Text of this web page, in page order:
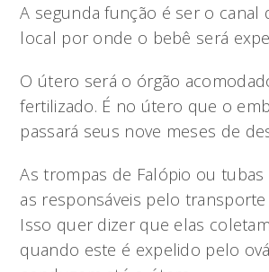
A segunda função é ser o canal
local por onde o bebê será
O útero será o órgão
fertilizado. É no útero que o
passará seus nove meses de
As trompas de Falópio ou tubas
as responsáveis pelo
Isso quer dizer que elas
quando este é expelido pelo